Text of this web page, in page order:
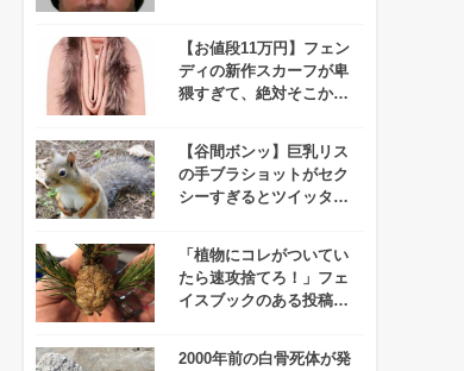
【お値段11万円】フェン
ディの新作スカーフが卑
猥すぎて、絶対そこから
【谷間ボンッ】巨乳リス
の手ブラショットがセク
シーすぎるとツイッター
「植物にコレがついてい
たら速攻捨てろ！」フェ
イスブックのある投稿が
2000年前の白骨死体が発